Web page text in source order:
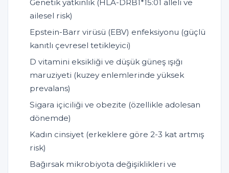
Genetik yatkınlık (HLA-DRB1*15:01 alleli ve
ailesel risk)
Epstein-Barr virüsü (EBV) enfeksiyonu (güçlü
kanıtlı çevresel tetikleyici)
D vitamini eksikliği ve düşük güneş ışığı
maruziyeti (kuzey enlemlerinde yüksek
prevalans)
Sigara içiciliği ve obezite (özellikle adolesan
dönemde)
Kadın cinsiyet (erkeklere göre 2-3 kat artmış
risk)
Bağırsak mikrobiyota değişiklikleri ve